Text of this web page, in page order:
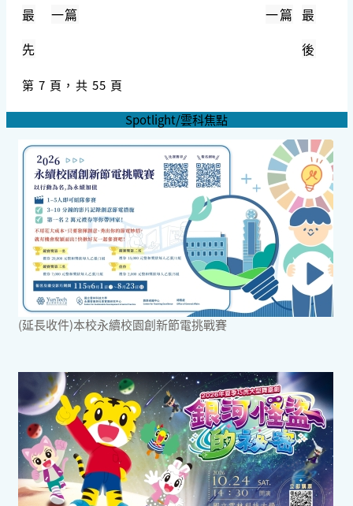
最
先
一篇
一篇 最
後
第 7 頁，共 55 頁
Spotlight/雲科焦點
(延長收件)本校永續校園創新節電挑戰賽